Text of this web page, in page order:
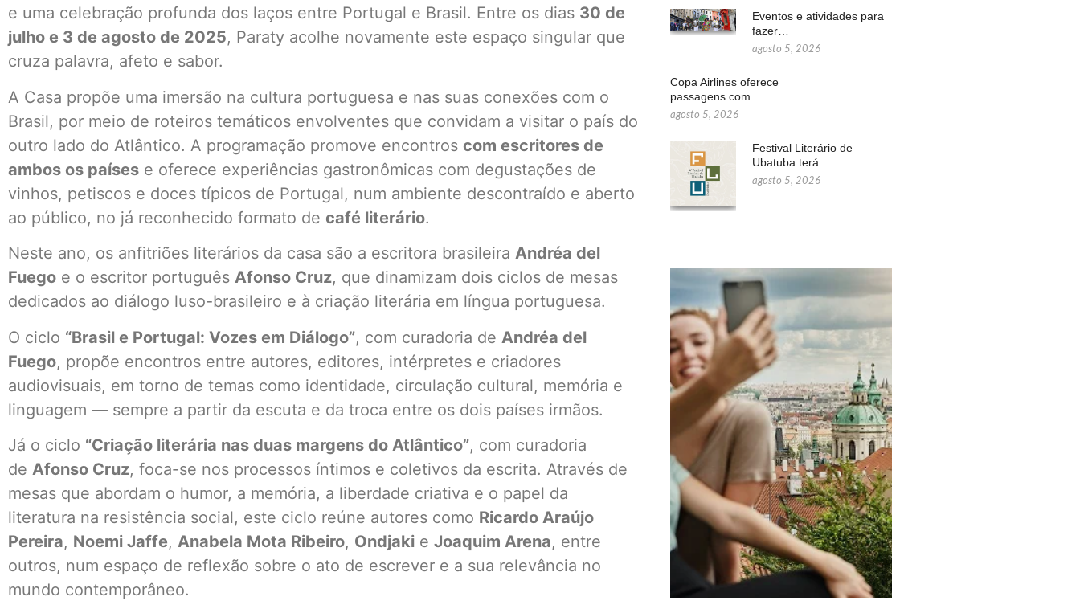
e uma celebração profunda dos laços entre Portugal e Brasil. Entre os dias 30 de
julho e 3 de agosto de 2025, Paraty acolhe novamente este espaço singular que
cruza palavra, afeto e sabor.
A Casa propõe uma imersão na cultura portuguesa e nas suas conexões com o
Brasil, por meio de roteiros temáticos envolventes que convidam a visitar o país do
outro lado do Atlântico. A programação promove encontros com escritores de
ambos os países e oferece experiências gastronômicas com degustações de
vinhos, petiscos e doces típicos de Portugal, num ambiente descontraído e aberto
ao público, no já reconhecido formato de café literário.
Neste ano, os anfitriões literários da casa são a escritora brasileira Andréa del
Fuego e o escritor português Afonso Cruz, que dinamizam dois ciclos de mesas
dedicados ao diálogo luso-brasileiro e à criação literária em língua portuguesa.
O ciclo “Brasil e Portugal: Vozes em Diálogo”, com curadoria de Andréa del
Fuego, propõe encontros entre autores, editores, intérpretes e criadores
audiovisuais, em torno de temas como identidade, circulação cultural, memória e
linguagem — sempre a partir da escuta e da troca entre os dois países irmãos.
Já o ciclo “Criação literária nas duas margens do Atlântico”, com curadoria
de Afonso Cruz, foca-se nos processos íntimos e coletivos da escrita. Através de
mesas que abordam o humor, a memória, a liberdade criativa e o papel da
literatura na resistência social, este ciclo reúne autores como Ricardo Araújo
Pereira, Noemi Jaffe, Anabela Mota Ribeiro, Ondjaki e Joaquim Arena, entre
outros, num espaço de reflexão sobre o ato de escrever e a sua relevância no
mundo contemporâneo.
Eventos e atividades para
fazer…
agosto 5, 2026
Copa Airlines oferece
passagens com…
agosto 5, 2026
Festival Literário de
Ubatuba terá…
agosto 5, 2026